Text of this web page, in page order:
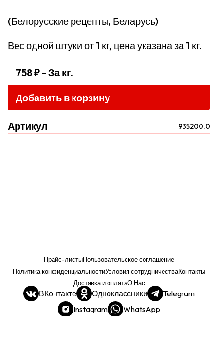
(Белорусские рецепты, Беларусь)
Вес одной штуки от 1 кг, цена указана за 1 кг.
758 ₽ - За кг.
Добавить в корзину
Артикул 935200.0
Прайс-листыПользовательское соглашение
Политика конфиденциальностиУсловия сотрудничестваКонтакты
Доставка и оплатаО Нас
ВКонтакте Одноклассники
Telegram
Instagram
WhatsApp